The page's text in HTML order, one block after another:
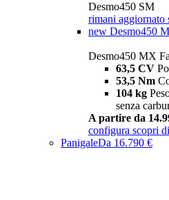
Desmo450 SM
rimani aggiornato
new Desmo450
Desmo450 MX
63,5 CV
53,5 Nm
104 kg
senza
A partire da
configura scopri
PanigaleDa 16.790 €